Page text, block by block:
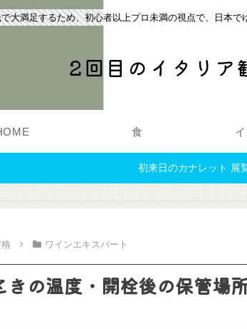
大満足するため、初心者以上プロ未満の視点で、日本
2回目のイタリア
食
初来日のカナレット 展
ワインエキスパート
きの温度・開栓後の保管場